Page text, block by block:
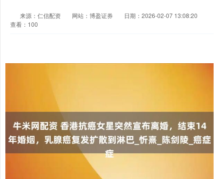
来源：仁信配资 网站：博盈证券
日期：2026-02-07 13:08:20
查看：100